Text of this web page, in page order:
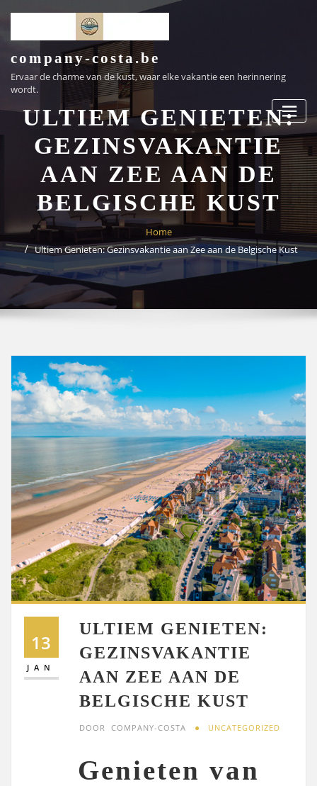
inhoud
company-costa.be
Ervaar de charme van de kust, waar elke vakantie een herinnering
wordt.
ULTIEM GENIETEN:
GEZINSVAKANTIE
AAN ZEE AAN DE
BELGISCHE KUST
Home
Ultiem Genieten: Gezinsvakantie aan Zee aan de Belgische Kust
13
JAN
ULTIEM GENIETEN:
GEZINSVAKANTIE
AAN ZEE AAN DE
BELGISCHE KUST
DOOR COMPANY-COSTA UNCATEGORIZED
Genieten van